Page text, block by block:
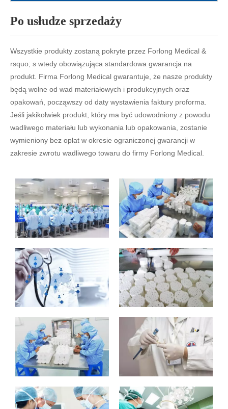
Po usłudze sprzedaży
Wszystkie produkty zostaną pokryte przez Forlong Medical &
rsquo; s wtedy obowiązująca standardowa gwarancja na
produkt. Firma Forlong Medical gwarantuje, że nasze produkty
będą wolne od wad materiałowych i produkcyjnych oraz
opakowań, począwszy od daty wystawienia faktury proforma.
Jeśli jakikolwiek produkt, który ma być udowodniony z powodu
wadliwego materiału lub wykonania lub opakowania, zostanie
wymieniony bez opłat w okresie ograniczonej gwarancji w
zakresie zwrotu wadliwego towaru do firmy Forlong Medical.